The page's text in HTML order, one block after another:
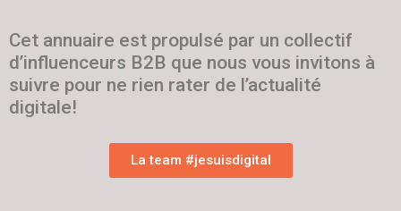
Cet annuaire est propulsé par un collectif
d’influenceurs B2B que nous vous invitons à
suivre pour ne rien rater de l’actualité
digitale!
La team #jesuisdigital